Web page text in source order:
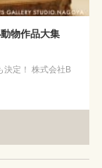
物作品大集
定！ 株式会社B